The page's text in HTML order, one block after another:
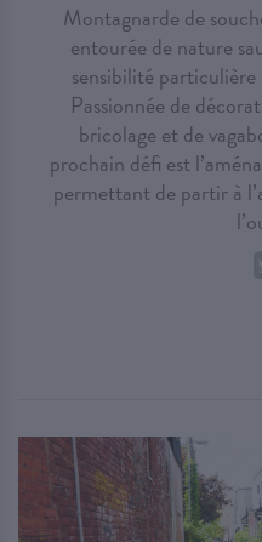
Montagnarde de
entourée de nature
sensibilité particulière
Passionnée de
bricolage et de
prochain défi est
permettant de partir à